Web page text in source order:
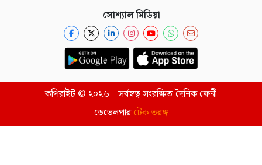
সোশ্যাল মিডিয়া
কপিরাইট © ২০২৬ । সর্বস্বত্ব সংরক্ষিত দৈনিক ফেনী
ডেভেলপারটেক তরঙ্গ